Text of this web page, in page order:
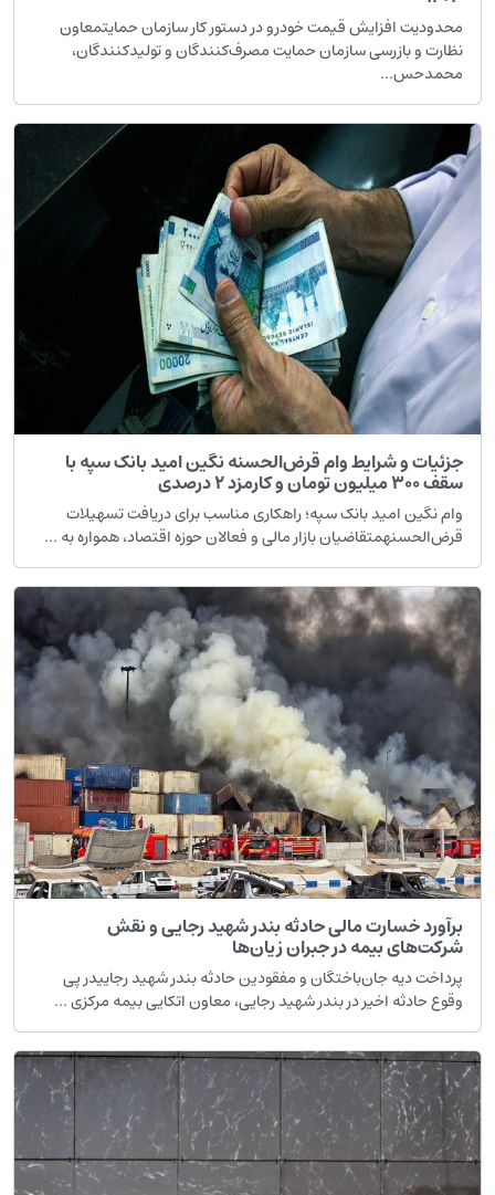
محدودیت افزایش قیمت خودرو در دستور کار سازمان حمایتمعاون
نظارت و بازرسی سازمان حمایت مصرف‌کنندگان و تولیدکنندگان،
محمدحس...
جزئیات و شرایط وام قرض‌الحسنه نگین امید بانک سپه با
سقف ۳۰۰ میلیون تومان و کارمزد ۲ درصدی
وام نگین امید بانک سپه؛ راهکاری مناسب برای دریافت تسهیلات
قرض‌الحسنهمتقاضیان بازار مالی و فعالان حوزه اقتصاد، همواره به ...
برآورد خسارت مالی حادثه بندر شهید رجایی و نقش
شرکت‌های بیمه در جبران زیان‌ها
پرداخت دیه جان‌باختگان و مفقودین حادثه بندر شهید رجاییدر پی
وقوع حادثه اخیر در بندر شهید رجایی، معاون اتکایی بیمه مرکزی ...